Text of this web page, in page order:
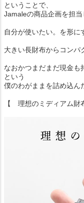
ということで、
Jamaleの商品企画を担当
自分が使いたい。を形に
大きい長財布からコンパ
なおかつまだまだ現金も
という
僕のわがままを詰め込ん
【 理想のミディアム財